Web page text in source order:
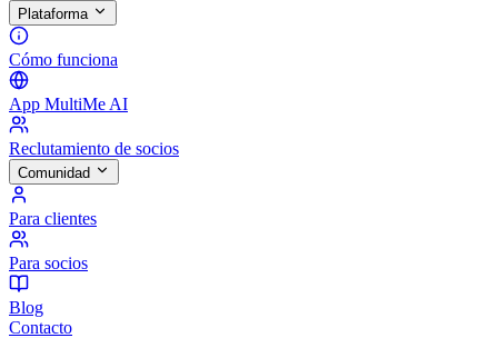
Plataforma
Cómo funciona
App MultiMe AI
Reclutamiento de socios
Comunidad
Para clientes
Para socios
Blog
Contacto